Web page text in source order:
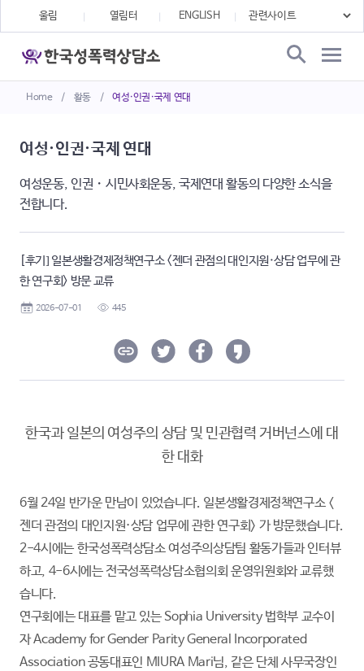
Home / 활동 / 여성·인권·국제 연대
울림 열림터 ENGLISH
여성·인권·국제 연대
여성운동, 인권・시민사회운동, 국제연대 활동의 다양한 소식을
전합니다.
[후기] 일본생활경제정책연구소 <젠더 관점의 대인지원·상담 업무에 관
한 연구회> 방문 교류
2026-07-01 445
한국과 일본의 여성주의 상담 및 민관협력 거버넌스에 대
한 대화
6월 24일 반가운 만남이 있었습니다. 일본생활경제정책연구소 <
젠더 관점의 대인지원·상담 업무에 관한 연구회> 가 방문했습니다.
2-4시에는 한국성폭력상담소 여성주의상담팀 활동가들과 인터뷰
하고, 4-6시에는 전국성폭력상담소협의회 운영위원회와 교류했
습니다.
연구회에는 대표를 맡고 있는 Sophia University 법학부 교수이
자 Academy for Gender Parity General Incorporated
Association 공동대표인 MIURA Mari님, 같은 단체 사무국장인